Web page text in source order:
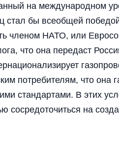
на международном
стал бы всеобщей
членом НАТО, или
что она передаст
потребителям, что она
стандартами. В этих
сосредоточиться на